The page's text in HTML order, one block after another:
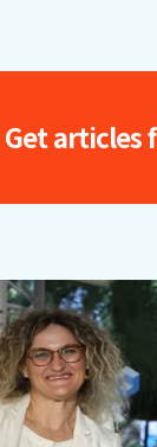
Get articles